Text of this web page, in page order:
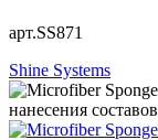
арт.SS871
Shine Systems